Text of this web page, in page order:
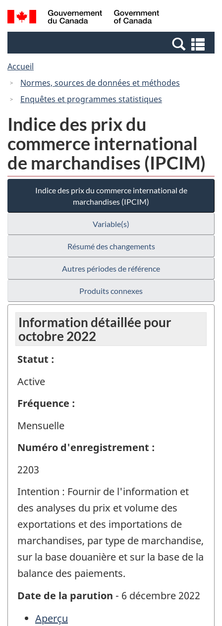
Passer
au
Passer
à
Canada
Recherche
et
et
Accueil
Normes, sources de données et méthodes
Enquêtes et programmes statistiques
Indice des prix du
commerce international
de marchandises (IPCIM)
Indice des prix du commerce international de
marchandises (IPCIM)
Variable(s)
Résumé des changements
Autres périodes de référence
Produits connexes
Information détaillée pour
octobre 2022
Statut :
Active
Fréquence :
Mensuelle
Numéro d'enregistrement :
2203
Intention : Fournir de l'information et
des analyses du prix et volume des
exportations et des importations de
marchandises, par type de marchandise,
sur la base douanière et sur la base de la
balance des paiements.
Date de la parution - 6 décembre 2022
Aperçu